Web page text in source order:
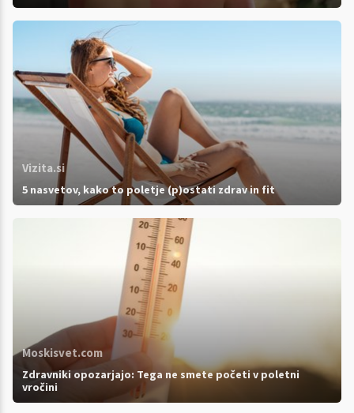
Vizita.si
5 nasvetov, kako to poletje (p)ostati zdrav in fit
Moskisvet.com
Zdravniki opozarjajo: Tega ne smete početi v poletni
vročini